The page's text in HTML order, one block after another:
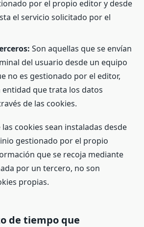
por el propio editor y desde
el servicio solicitado por el
Son aquellas que se envían
del usuario desde un equipo
no es gestionado por el editor,
que trata los datos
de las cookies.
las cookies sean instaladas desde
gestionado por el propio
que se recoja mediante
por un tercero, no son
propias.
de tiempo que